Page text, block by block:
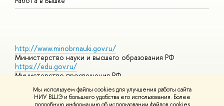
Мы используем файлы cookies для улучшения работы сайта
НИУ ВШЭ и большего удобства его использования. Более
http://www.minobrnauki.gov.ru/
Министерство науки и высшего образования РФ
https://edu.gov.ru/
Министерство просвещения РФ
https://elearning.hse.ru/mooc
Массовые открытые онлайн-курсы